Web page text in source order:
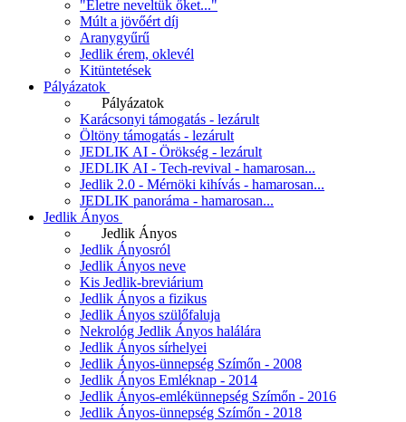
"Életre neveltük őket..."
Múlt a jövőért díj
Aranygyűrű
Jedlik érem, oklevél
Kitüntetések
Pályázatok
Pályázatok
Karácsonyi támogatás - lezárult
Öltöny támogatás - lezárult
JEDLIK AI - Örökség - lezárult
JEDLIK AI - Tech-revival - hamarosan...
Jedlik 2.0 - Mérnöki kihívás - hamarosan...
JEDLIK panoráma - hamarosan...
Jedlik Ányos
Jedlik Ányos
Jedlik Ányosról
Jedlik Ányos neve
Kis Jedlik-breviárium
Jedlik Ányos a fizikus
Jedlik Ányos szülőfaluja
Nekrológ Jedlik Ányos halálára
Jedlik Ányos sírhelyei
Jedlik Ányos-ünnepség Szímőn - 2008
Jedlik Ányos Emléknap - 2014
Jedlik Ányos-emlékünnepség Szímőn - 2016
Jedlik Ányos-ünnepség Szímőn - 2018